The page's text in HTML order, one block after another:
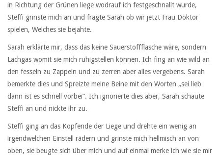
in Richtung der Grünen liege wodrauf ich festgeschnallt wurde,
Steffi grinste mich an und fragte Sarah ob wir jetzt Frau Doktor
spielen, Welches sie bejahte.
Sarah erklärte mir, dass das keine Sauerstoffflasche wäre, sondern
Lachgas womit sie mich ruhigstellen können. Ich fing an wie wild an
den fesseln zu Zappeln und zu zerren aber alles vergebens. Sarah
bemerkte dies und Spreizte meine Beine mit den Worten „sei lieb
dann ist es schnell vorbei“. Ich ignorierte dies aber, Sarah schaute
Steffi an und nickte ihr zu.
Steffi ging an das Kopfende der Liege und drehte ein wenig an
irgendwelchen Einstell rädern und grinste mich hellmisch an von
oben, sie beugte sich über mich und auf einmal merke ich wie sie mir